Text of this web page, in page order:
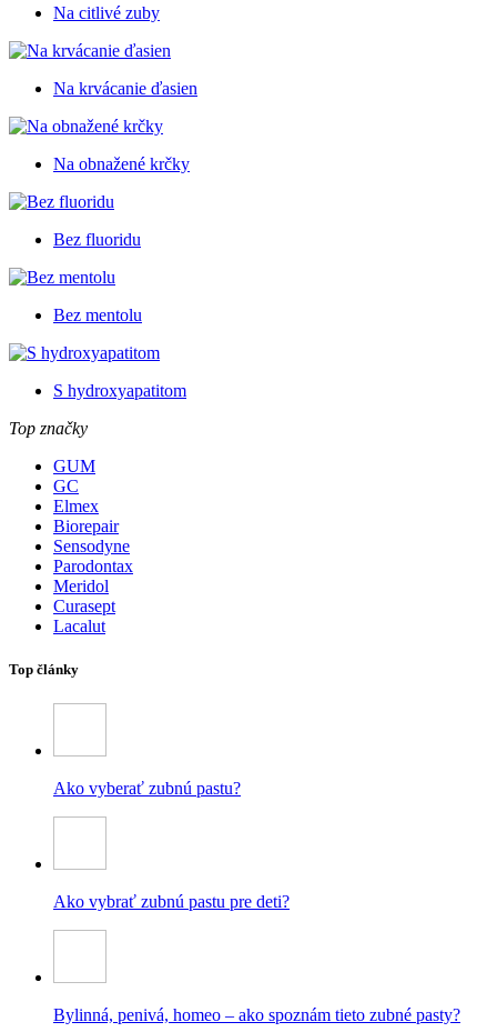
Na citlivé zuby
Na krvácanie ďasien
Na obnažené krčky
Bez fluoridu
Bez mentolu
S hydroxyapatitom
Top značky
GUM
GC
Elmex
Biorepair
Sensodyne
Parodontax
Meridol
Curasept
Lacalut
Top články
Ako vyberať zubnú pastu?
Ako vybrať zubnú pastu pre deti?
Bylinná, penivá, homeo – ako spoznám tieto zubné pasty?